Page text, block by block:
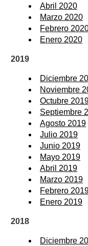
Abril 2020
Marzo 2020
Febrero
Enero 2020
2019
Diciembre
Noviembre
Octubre
Septiembre
Agosto 2019
Julio 2019
Junio 2019
Mayo 2019
Abril 2019
Marzo 2019
Febrero
Enero 2019
2018
Diciembre